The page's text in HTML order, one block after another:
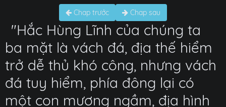
Chap trước Chap sau
"Hắc Hùng Lĩnh của chúng ta
ba mặt là vách đá, địa thế hiểm
trở dễ thủ khó công, nhưng vách
đá tuy hiểm, phía đông lại có
một con mương ngầm, địa hình